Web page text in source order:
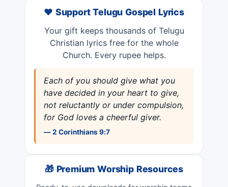
❤️ Support Telugu Gospel Lyrics
Your gift keeps thousands of Telugu
Christian lyrics free for the whole
Church. Every rupee helps.
Each of you should give what you
have decided in your heart to give,
not reluctantly or under compulsion,
for God loves a cheerful giver.
— 2 Corinthians 9:7
🎁 Premium Worship Resources